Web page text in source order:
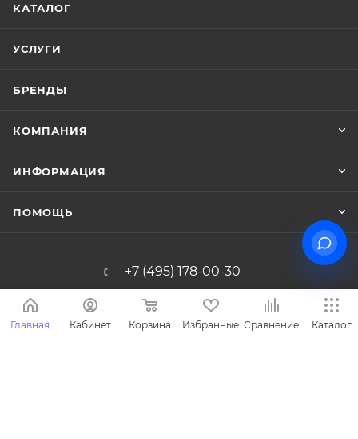
КАТАЛОГ
УСЛУГИ
БРЕНДЫ
КОМПАНИЯ
ИНФОРМАЦИЯ
ПОМОЩЬ
+7 (495) 178-00-30
Info@miasinopt.ru
Москва, Огородный пр., 16/1с4, оф.
Главная Кабинет Корзина Избранные Сравнение Каталог